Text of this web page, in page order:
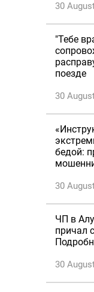
30
"Тебе
поезде
30
бедой:
30
ЧП в
причал
30